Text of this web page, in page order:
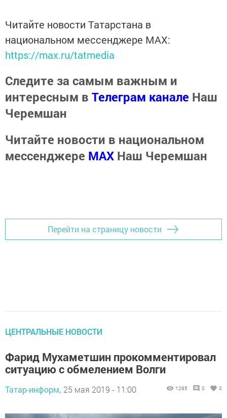
Читайте новости Татарстана в
национальном мессенджере MАХ:
https://max.ru/tatmedia
Следите за самым важным и
интересным в Телеграм канале Наш
Черемшан
Читайте новости в национальном
мессенджере MАХ Наш Черемшан
Перейти на страницу новости
ЦЕНТРАЛЬНЫЕ НОВОСТИ
Фарид Мухаметшин прокомментировал
ситуацию с обмелением Волги
Татар-информ, 25 мая 2019 - 11:00 1295 0 0